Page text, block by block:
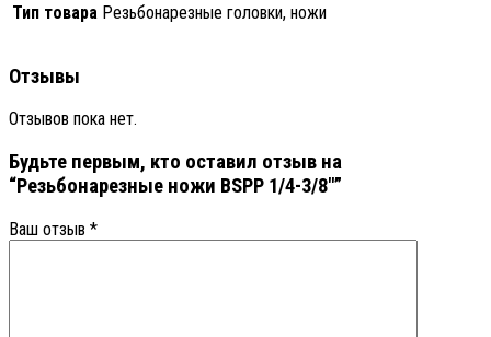
Тип товара Резьбонарезные головки, ножи
Отзывы
Отзывов пока нет.
Будьте первым, кто оставил отзыв на
“Резьбонарезные ножи BSPP 1/4-3/8″”
Ваш отзыв *